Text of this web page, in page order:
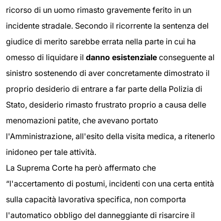
ricorso di un uomo rimasto gravemente ferito in un
incidente stradale. Secondo il ricorrente la sentenza del
giudice di merito sarebbe errata nella parte in cui ha
omesso di liquidare il danno esistenziale conseguente al
sinistro sostenendo di aver concretamente dimostrato il
proprio desiderio di entrare a far parte della Polizia di
Stato, desiderio rimasto frustrato proprio a causa delle
menomazioni patite, che avevano portato
l'Amministrazione, all'esito della visita medica, a ritenerlo
inidoneo per tale attività.
La Suprema Corte ha però affermato che
“l'accertamento di postumi, incidenti con una certa entità
sulla capacità lavorativa specifica, non comporta
l'automatico obbligo del danneggiante di risarcire il